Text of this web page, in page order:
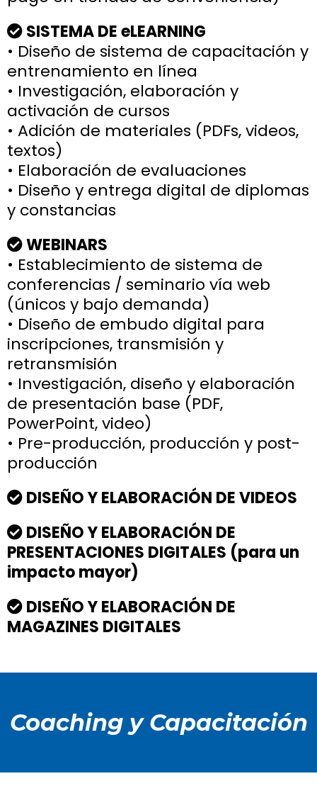
SISTEMA DE eLEARNING
• Diseño de sistema de capacitación y
entrenamiento en línea
• Investigación, elaboración y
activación de cursos
• Adición de materiales (PDFs, videos,
textos)
• Elaboración de evaluaciones
• Diseño y entrega digital de diplomas
y constancias
WEBINARS
• Establecimiento de sistema de
conferencias / seminario vía web
(únicos y bajo demanda)
• Diseño de embudo digital para
inscripciones, transmisión y
retransmisión
• Investigación, diseño y elaboración
de presentación base (PDF,
PowerPoint, video)
• Pre-producción, producción y post-
producción
DISEÑO Y ELABORACIÓN DE VIDEOS
DISEÑO Y ELABORACIÓN DE
PRESENTACIONES DIGITALES (para un
impacto mayor)
DISEÑO Y ELABORACIÓN DE
MAGAZINES DIGITALES
Coaching y Capacitación